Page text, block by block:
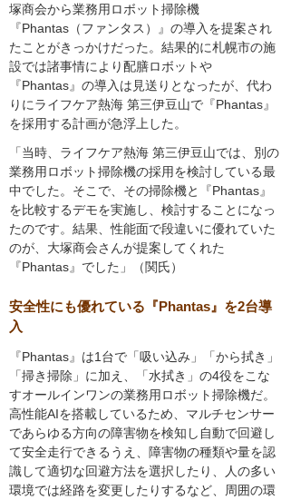
塚商会から業務用ロボット掃除機
『Phantas（ファンタス）』の導入を提案され
たことがきっかけだった。結果的に札幌市の施
設では諸事情により配膳ロボットや
『Phantas』の導入は見送りとなったが、代わ
りにライフケア熱海 第三伊豆山で『Phantas』
を採用する計画が急浮上した。
「当時、ライフケア熱海 第三伊豆山では、別の
業務用ロボット掃除機の採用を検討している最
中でした。そこで、その掃除機と『Phantas』
を比較するデモを実施し、検討することになっ
たのです。結果、性能面で段違いに優れていた
のが、大塚商会さんが提案してくれた
『Phantas』でした」（関氏）
安全性にも優れている『Phantas』を2台導
入
『Phantas』は1台で「吸い込み」「から拭き」
「掃き掃除」に加え、「水拭き」の4役をこな
すオールインワンの業務用ロボット掃除機だ。
高性能AIを搭載しているため、マルチセンサー
であらゆる方向の障害物を検知し自動で回避し
て安全走行できるうえ、障害物の種類や量を認
識して適切な回避方法を選択したり、人の多い
環境では経路を変更したりするなど、周囲の環